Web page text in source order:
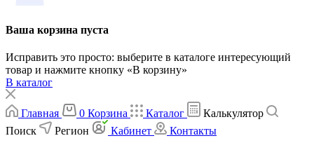
Ваша корзина пуста
Исправить это просто: выберите в каталоге интересующий
товар и нажмите кнопку «В корзину»
В каталог
Главная 0 Корзина Каталог
Калькулятор
Поиск
Регион Кабинет Контакты